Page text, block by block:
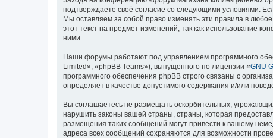
подтверждаете своё согласие со следующими условиями.
Мы оставляем за собой право изменять эти правила в
этот текст на предмет изменений, так как использование
ними.
Наши форумы работают под управлением программного
Limited», «phpBB Teams»), выпущенного по лицензии «GNU
программного обеспечения phpBB строго связаны с
определяет в качестве допустимого содержания и/или
Вы соглашаетесь не размещать оскорбительных,
нарушить законы вашей страны, страны, которая
размещения таких сообщений могут привести к вашему
адреса всех сообщений сохраняются для возможности